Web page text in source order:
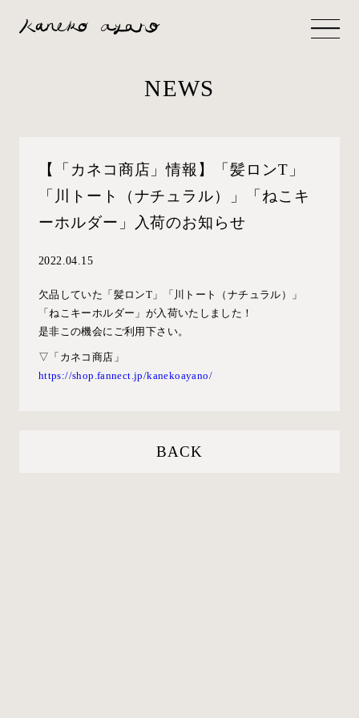
NEWS
【「カネコ商店」情報】「髪ロンT」
「川トート（ナチュラル）」「ねこキ
ーホルダー」入荷のお知らせ
2022.04.15
欠品していた「髪ロンT」「川トート（ナチュラル）」
「ねこキーホルダー」が入荷いたしました！
是非この機会にご利用下さい。
▽「カネコ商店」
https://shop.fannect.jp/kanekoayano/
BACK